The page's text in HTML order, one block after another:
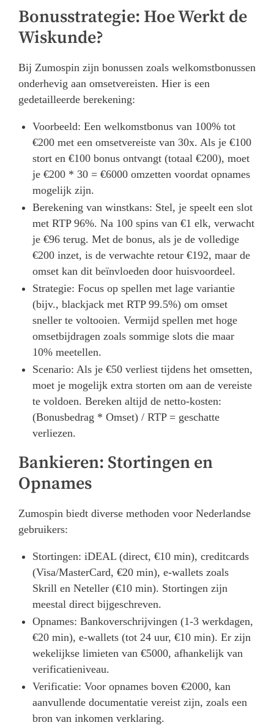
Bonusstrategie: Hoe Werkt de
Wiskunde?
Bij Zumospin zijn bonussen zoals welkomstbonussen
onderhevig aan omsetvereisten. Hier is een
gedetailleerde berekening:
Voorbeeld: Een welkomstbonus van 100% tot
€200 met een omsetvereiste van 30x. Als je €100
stort en €100 bonus ontvangt (totaal €200), moet
je €200 * 30 = €6000 omzetten voordat opnames
mogelijk zijn.
Berekening van winstkans: Stel, je speelt een slot
met RTP 96%. Na 100 spins van €1 elk, verwacht
je €96 terug. Met de bonus, als je de volledige
€200 inzet, is de verwachte retour €192, maar de
omset kan dit beïnvloeden door huisvoordeel.
Strategie: Focus op spellen met lage variantie
(bijv., blackjack met RTP 99.5%) om omset
sneller te voltooien. Vermijd spellen met hoge
omsetbijdragen zoals sommige slots die maar
10% meetellen.
Scenario: Als je €50 verliest tijdens het omsetten,
moet je mogelijk extra storten om aan de vereiste
te voldoen. Bereken altijd de netto-kosten:
(Bonusbedrag * Omset) / RTP = geschatte
verliezen.
Bankieren: Stortingen en
Opnames
Zumospin biedt diverse methoden voor Nederlandse
gebruikers:
Stortingen: iDEAL (direct, €10 min), creditcards
(Visa/MasterCard, €20 min), e-wallets zoals
Skrill en Neteller (€10 min). Stortingen zijn
meestal direct bijgeschreven.
Opnames: Bankoverschrijvingen (1-3 werkdagen,
€20 min), e-wallets (tot 24 uur, €10 min). Er zijn
wekelijkse limieten van €5000, afhankelijk van
verificatieniveau.
Verificatie: Voor opnames boven €2000, kan
aanvullende documentatie vereist zijn, zoals een
bron van inkomen verklaring.